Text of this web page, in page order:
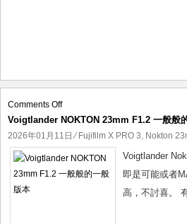
Comments Offon
Voigtlander
NOKTON
23mm
Voigtlander NOKTON 23mm F1.2 一般般
2026年01月11日 ⁄ Fujifilm X PRO 3, Nokton
Voigtlander
即是可能或者
高，不討喜。